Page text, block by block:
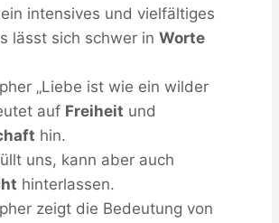
intensives und vielfältiges
lässt sich schwer in Worte
„Liebe ist wie ein wilder
auf Freiheit und
hin.
uns, kann aber auch
hinterlassen.
zeigt die Bedeutung von